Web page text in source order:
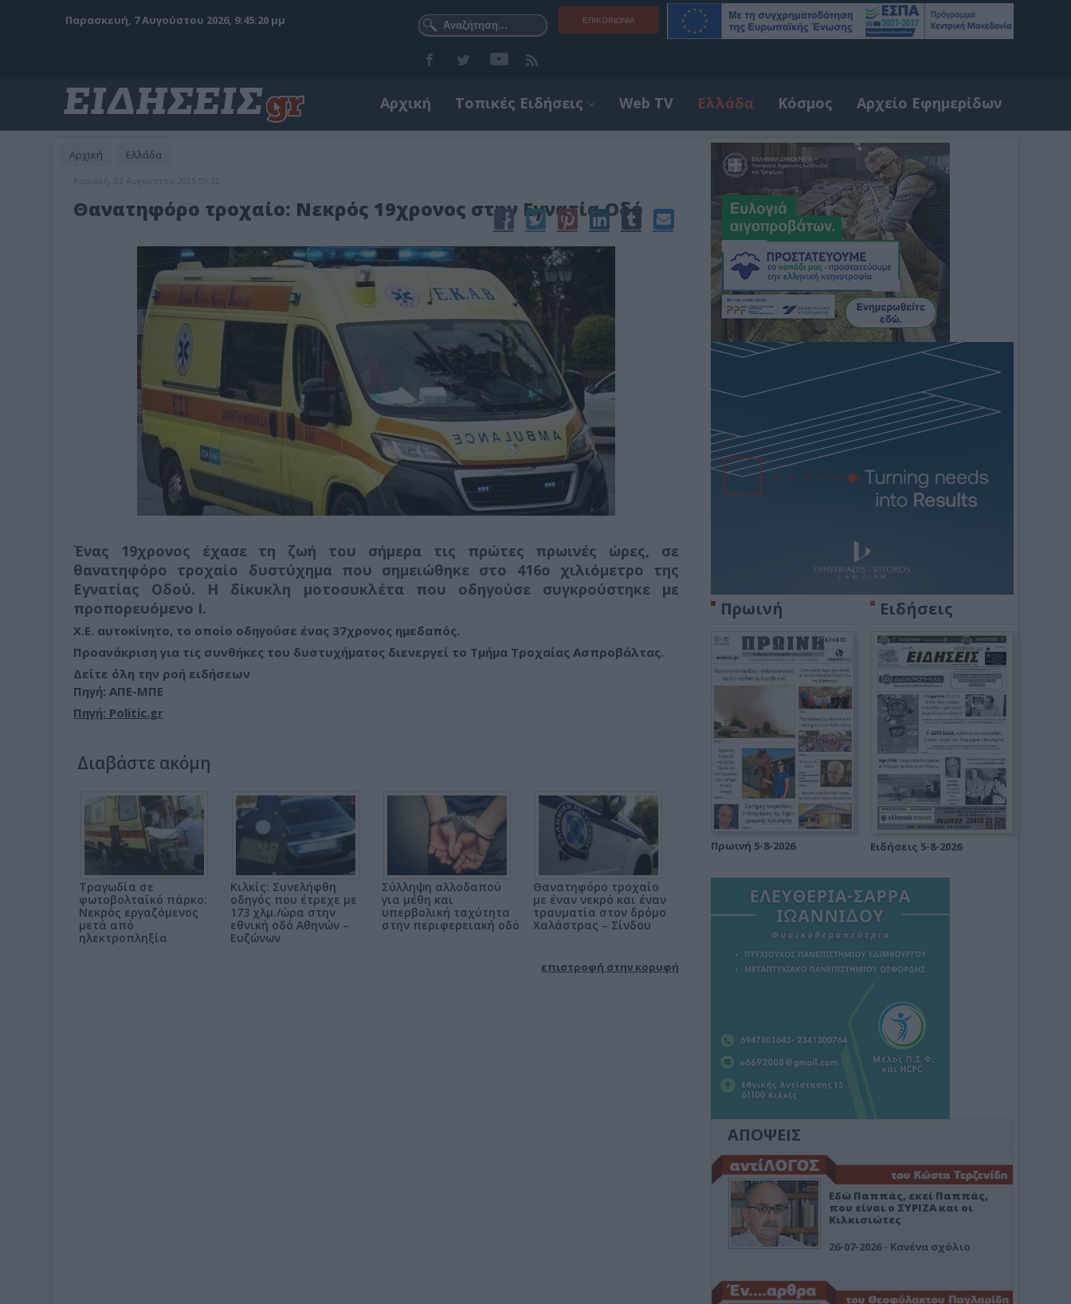
ΕΠΙΚΟΙΝΩΝΊΑ
Παρασκευή, 7 Αυγούστου 2026, 9:45:21 μμ
Αρχική Τοπικές Ειδήσεις Web TV Ελλάδα Κόσμος Αρχείο Εφημερίδων
Αρχική Ελλάδα
Κυριακή, 03 Αυγούστου 2025 09:32
Θανατηφόρο τροχαίο: Νεκρός 19χρονος στην Εγνατία Οδό
Ένας 19χρονος έχασε τη ζωή του σήμερα τις πρώτες πρωινές ώρες, σε
θανατηφόρο τροχαίο δυστύχημα που σημειώθηκε στο 416ο χιλιόμετρο της
Εγνατίας Οδού. Η δίκυκλη μοτοσυκλέτα που οδηγούσε συγκρούστηκε με
προπορευόμενο Ι.
Χ.Ε. αυτοκίνητο, το οποίο οδηγούσε ένας 37χρονος ημεδαπός.
Προανάκριση για τις συνθήκες του δυστυχήματος διενεργεί το Τμήμα Τροχαίας Ασπροβάλτας.
Δείτε όλη την ροή ειδήσεων
Πηγή: ΑΠΕ-ΜΠΕ
Πηγή: Politic.gr
Διαβάστε ακόμη
Τραγωδία σε
φωτοβολταϊκό πάρκο:
Νεκρός εργαζόμενος
μετά από
ηλεκτροπληξία
Κιλκίς: Συνελήφθη
οδηγός που έτρεχε με
173 χλμ./ώρα στην
εθνική οδό Αθηνών –
Ευζώνων
Σύλληψη αλλοδαπού
για μέθη και
υπερβολική ταχύτητα
στην περιφερειακή οδό
Θανατηφόρο τροχαίο
με έναν νεκρό και έναν
τραυματία στον δρόμο
Χαλάστρας – Σίνδου
επιστροφή στην κορυφή
Πρωινή
Πρωινή 5-8-2026
Ειδήσεις
Ειδήσεις 5-8-2026
ΑΠΟΨΕΙΣ
Εδώ Παππάς, εκεί Παππάς,
που είναι ο ΣΥΡΙΖΑ και οι
Κιλκισιώτες
26-07-2026 - Κανένα σχόλιο